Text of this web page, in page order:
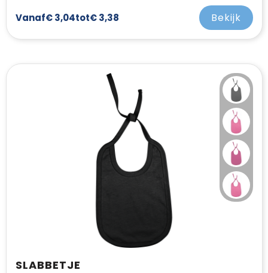
Vanaf€ 3,04tot€ 3,38 Bekijk
SLABBETJE